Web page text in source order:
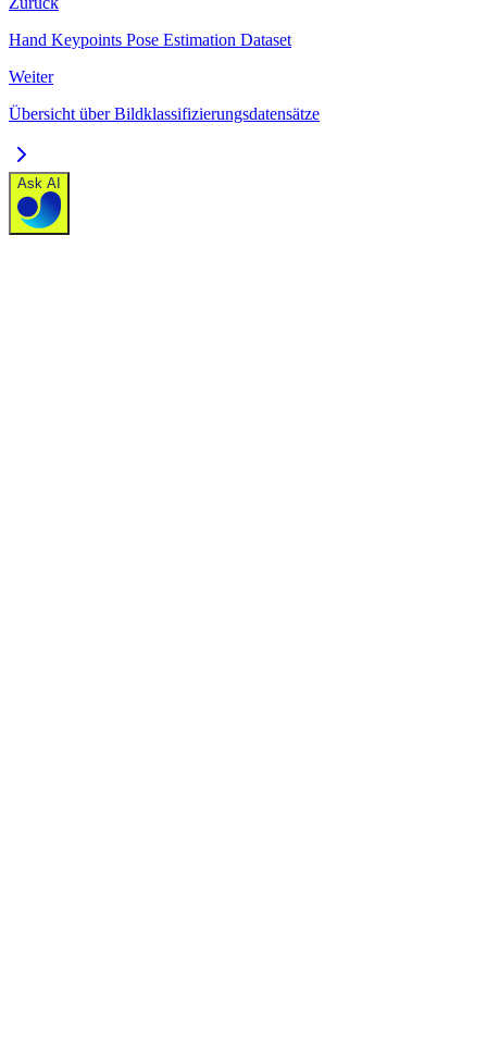
Hand Keypoints Pose Estimation Dataset
Weiter
Übersicht über Bildklassifizierungsdatensätze
Ask AI